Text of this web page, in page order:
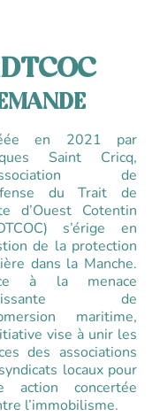
en 2021 par
Saint Cricq,
de
du Trait de
d’Ouest Cotentin
s’érige en
de la protection
dans la Manche.
à la menace
de
maritime,
vise à unir les
des associations
locaux pour
action concertée
l’immobilisme.